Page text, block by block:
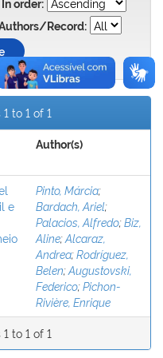
In order:
Record:
to 1 of 1
Author(s)
e
Pinto, Márcia;
Bardach, Ariel;
Palacios, Alfredo;Biz,
Aline;Alcaraz,
Andrea;Rodríguez,
Belen;Augustovski,
Federico;Pichon-
Rivière, Enrique
to 1 of 1